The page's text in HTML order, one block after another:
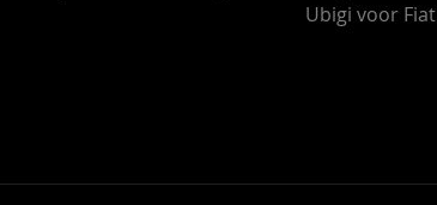
Ubigi voor Fiat